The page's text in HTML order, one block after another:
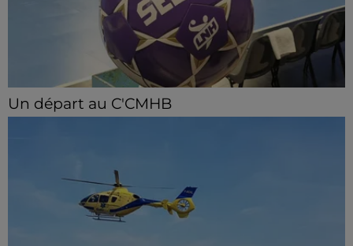
Un départ au C'CMHB
Le club chartrain a officialisé, vendredi 7 août, le